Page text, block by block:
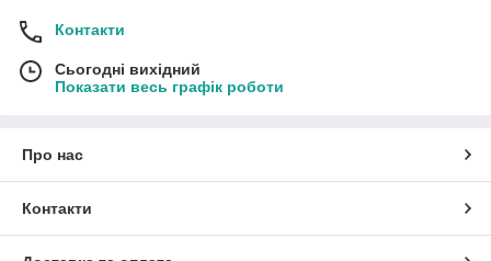
Контакти
Сьогодні вихідний
Показати весь графік роботи
Про нас
Контакти